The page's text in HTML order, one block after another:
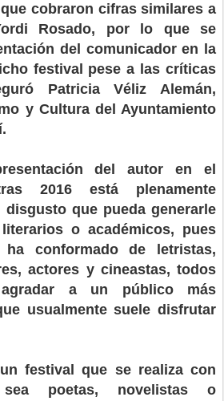
cobraron cifras similares a
Rosado, por lo que se
del comunicador en la
festival pese a las críticas
Patricia Véliz Alemán,
y Cultura del Ayuntamiento
del autor en el
2016 está plenamente
que pueda generarle
o académicos, pues
conformado de letristas,
actores y cineastas, todos
a un público más
usualmente suele disfrutar
festival que se realiza con
poetas, novelistas o